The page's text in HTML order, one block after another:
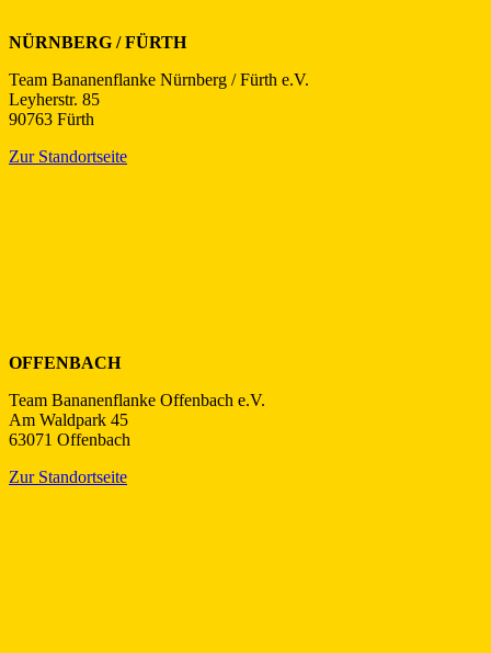
NÜRNBERG / FÜRTH
Team Bananenflanke Nürnberg / Fürth e.V.
Leyherstr. 85
90763 Fürth
Zur Standortseite
OFFENBACH
Team Bananenflanke Offenbach e.V.
Am Waldpark 45
63071 Offenbach
Zur Standortseite